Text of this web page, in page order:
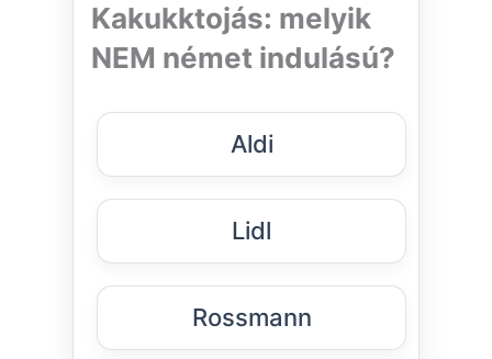
Kakukktojás: melyik
NEM német indulású?
Aldi
Lidl
Rossmann